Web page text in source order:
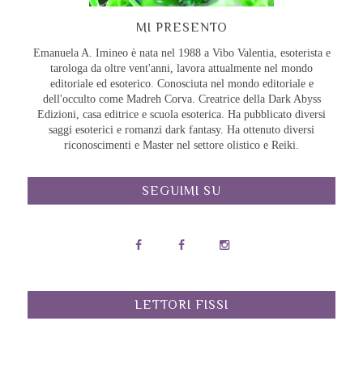
MI PRESENTO
Emanuela A. Imineo è nata nel 1988 a Vibo Valentia, esoterista e
tarologa da oltre vent'anni, lavora attualmente nel mondo
editoriale ed esoterico. Conosciuta nel mondo editoriale e
dell'occulto come Madreh Corva. Creatrice della Dark Abyss
Edizioni, casa editrice e scuola esoterica. Ha pubblicato diversi
saggi esoterici e romanzi dark fantasy. Ha ottenuto diversi
riconoscimenti e Master nel settore olistico e Reiki.
SEGUIMI SU
LETTORI FISSI